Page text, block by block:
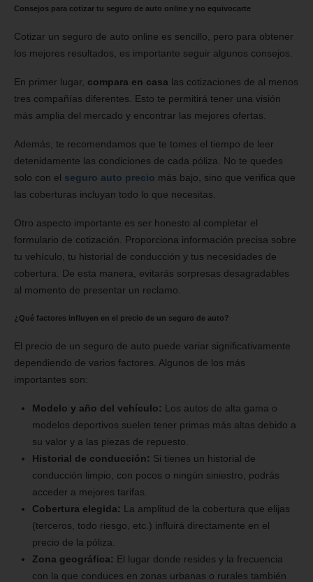
Consejos para cotizar tu seguro de auto online y no equivocarte
Cotizar un seguro de auto online es sencillo, pero para obtener
los mejores resultados, es importante seguir algunos consejos.
En primer lugar, compara en casa las cotizaciones de al menos
tres compañías diferentes. Esto te permitirá tener una visión
más amplia del mercado y encontrar las mejores ofertas.
Además, te recomendamos que te tomes el tiempo de leer
detenidamente las condiciones de cada póliza. No te quedes
solo con el seguro auto precio más bajo, sino que verifica que
las coberturas incluyan todo lo que necesitas.
Otro aspecto importante es ser honesto al completar el
formulario de cotización. Proporciona información precisa sobre
tu vehículo, tu historial de conducción y tus necesidades de
cobertura. De esta manera, evitarás sorpresas desagradables
al momento de presentar un reclamo.
¿Qué factores influyen en el precio de un seguro de auto?
El precio de un seguro de auto puede variar significativamente
dependiendo de varios factores. Algunos de los más
importantes son:
Modelo y año del vehículo: Los autos de alta gama o
modelos deportivos suelen tener primas más altas debido a
su valor y a las piezas de repuesto.
Historial de conducción: Si tienes un historial de
conducción limpio, con pocos o ningún siniestro, podrás
acceder a mejores tarifas.
Cobertura elegida: La amplitud de la cobertura que elijas
(terceros, todo riesgo, etc.) influirá directamente en el
precio de la póliza.
Zona geográfica: El lugar donde resides y la frecuencia
con la que conduces en zonas urbanas o rurales también